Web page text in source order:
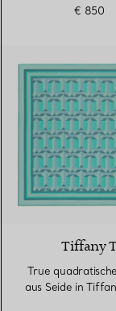
€ 850
Tiffany
True
aus Seide in